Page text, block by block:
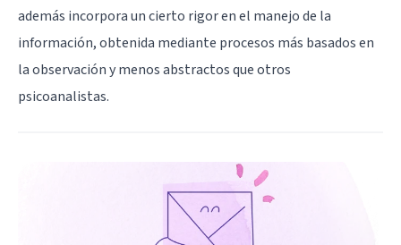
además incorpora un cierto rigor en el manejo de la
información, obtenida mediante procesos más basados en
la observación y menos abstractos que otros
psicoanalistas.